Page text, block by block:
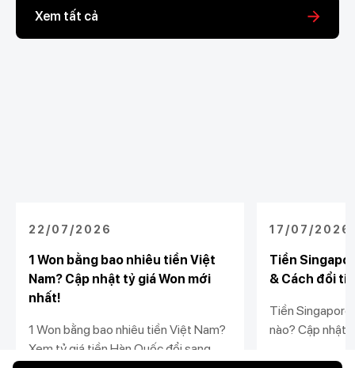
Xem tất cả
22/07/2026
1 Won bằng bao nhiêu tiền Việt
Nam? Cập nhật tỷ giá Won mới
nhất!
1 Won bằng bao nhiêu tiền Việt Nam?
Xem tỷ giá tiền Hàn Quốc đổi sang
17/07/2026
Tiền
& Cách đổi
Tiền Singapore
nào? Cập nhật